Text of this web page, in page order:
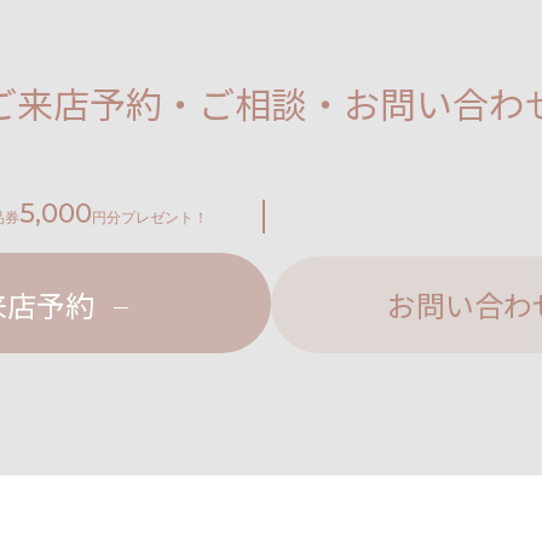
来店予約・ご相談・お問い合わ
券5,000円分プレゼント！
予約 お問い合わ